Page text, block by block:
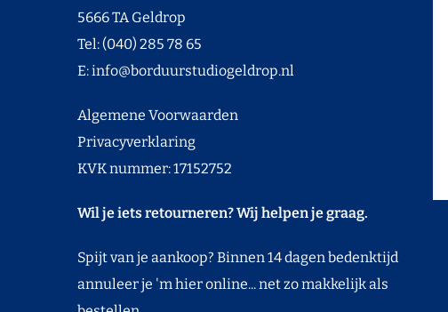
5666 TA Geldrop
Tel: (040) 285 78 65
E:info@borduurstudiogeldrop.nl
Algemene Voorwaarden
Privacyverklaring
KVK nummer: 17152752
Wil je iets retourneren? Wij helpen je graag.
Spijt van je aankoop? Binnen 14 dagen bedenktijd
annuleer je 'm hier online... net zo makkelijk als